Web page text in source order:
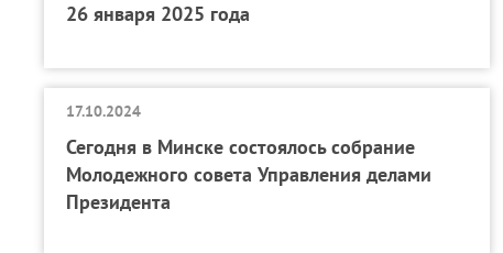
26 января 2025 года
17.10.2024
Сегодня в Минске состоялось собрание
Молодежного совета Управления делами
Президента